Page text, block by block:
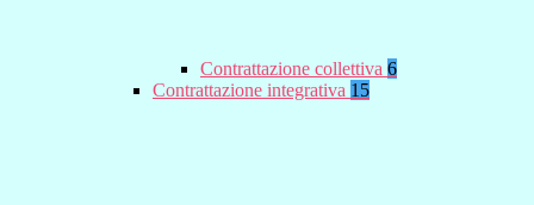
Contrattazione collettiva 6
Contrattazione integrativa 15